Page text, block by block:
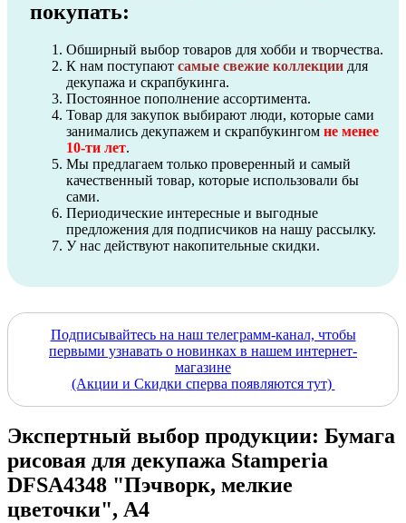
покупать:
Обширный выбор товаров для хобби и творчества.
К нам поступают самые свежие коллекции для
декупажа и скрапбукинга.
Постоянное пополнение ассортимента.
Товар для закупок выбирают люди, которые сами
занимались декупажем и скрапбукингом не менее
10-ти лет.
Мы предлагаем только проверенный и самый
качественный товар, которые использовали бы
сами.
Периодические интересные и выгодные
предложения для подписчиков на нашу рассылку.
У нас действуют накопительные скидки.
Подписывайтесь на наш телеграмм-канал, чтобы
первыми узнавать о новинках в нашем интернет-
магазине
(Акции и Скидки сперва появляются тут)
Экспертный выбор продукции: Бумага
рисовая для декупажа Stamperia
DFSA4348 "Пэчворк, мелкие
цветочки", А4